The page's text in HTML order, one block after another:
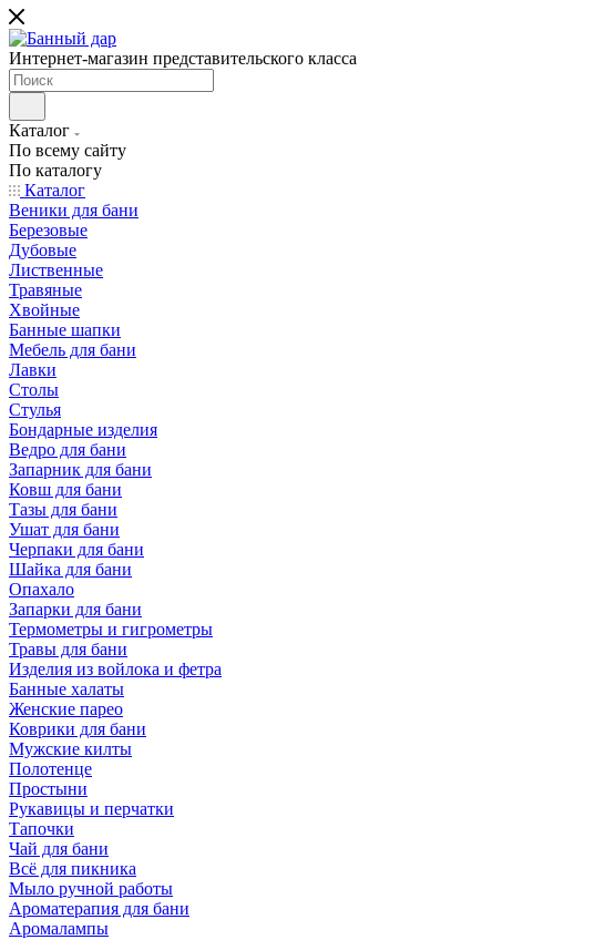
Интернет-магазин представительского класса
Каталог
По всему сайту
По каталогу
Каталог
Веники для бани
Березовые
Дубовые
Лиственные
Травяные
Хвойные
Банные шапки
Мебель для бани
Лавки
Столы
Стулья
Бондарные изделия
Ведро для бани
Запарник для бани
Ковш для бани
Тазы для бани
Ушат для бани
Черпаки для бани
Шайка для бани
Опахало
Запарки для бани
Термометры и гигрометры
Травы для бани
Изделия из войлока и фетра
Банные халаты
Женские парео
Коврики для бани
Мужские килты
Полотенце
Простыни
Рукавицы и перчатки
Тапочки
Чай для бани
Всё для пикника
Мыло ручной работы
Ароматерапия для бани
Аромалампы